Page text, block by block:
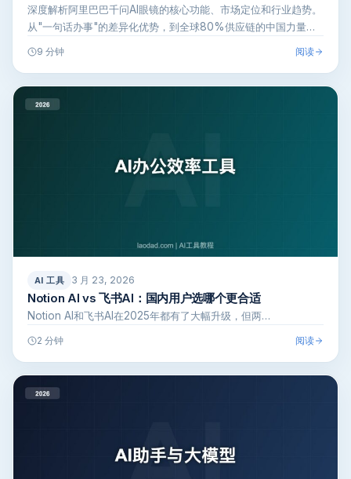
深度解析阿里巴巴千问AI眼镜的核心功能、市场定位和行业趋势。
从"一句话办事"的差异化优势，到全球80%供应链的中国力量，
9 分钟 阅读
AI 工具 3 月 23, 2026
Notion AI vs 飞书AI：国内用户选哪个更合适
Notion AI和飞书AI在2025年都有了大幅升级，但两…
2 分钟 阅读